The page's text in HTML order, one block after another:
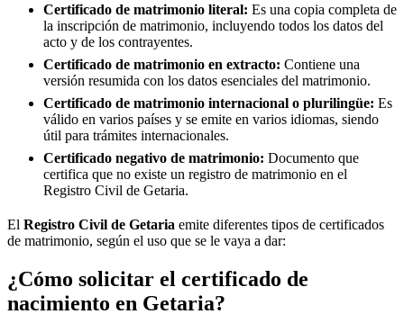
Certificado de matrimonio literal: Es una copia completa de
la inscripción de matrimonio, incluyendo todos los datos del
acto y de los contrayentes.
Certificado de matrimonio en extracto: Contiene una
versión resumida con los datos esenciales del matrimonio.
Certificado de matrimonio internacional o plurilingüe: Es
válido en varios países y se emite en varios idiomas, siendo
útil para trámites internacionales.
Certificado negativo de matrimonio: Documento que
certifica que no existe un registro de matrimonio en el
Registro Civil de Getaria.
El Registro Civil de Getaria emite diferentes tipos de certificados
de matrimonio, según el uso que se le vaya a dar:
¿Cómo solicitar el certificado de
nacimiento en Getaria?